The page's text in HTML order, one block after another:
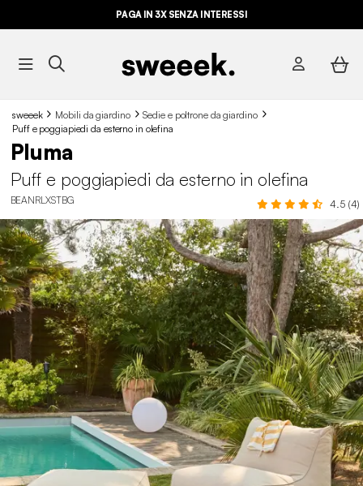
ULTIME OCCASIONI FINO AL -70%*
PAGA IN 3X SENZA INTERESSI
sweeek Mobili da giardino
Sedie e poltrone da giardino
Puff e poggiapiedi da esterno in olefina
Pluma
Puff e poggiapiedi da esterno in olefina
BEANRLXSTBG 4.5 (4)